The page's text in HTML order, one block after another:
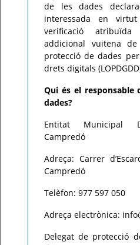
de les dades
interessada en
verificació
addicional vuitena
protecció de dades
drets digitals
Qui és el
dades?
Entitat Municipal
Campredó
Adreça: Carrer
Campredó
Telèfon: 977 597 050
Adreça electrònica:
Delegat de protecció